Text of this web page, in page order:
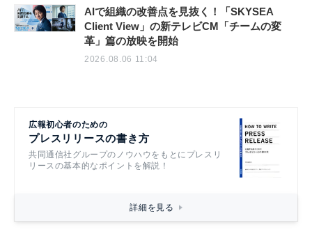
AIで組織の改善点を見抜く！「SKYSEA
Client View」の新テレビCM「チームの変
革」篇の放映を開始
2026.08.06 11:04
広報初心者のための
プレスリリースの書き方
共同通信社グループのノウハウをもとにプレスリ
リースの基本的なポイントを解説！
詳細を見る